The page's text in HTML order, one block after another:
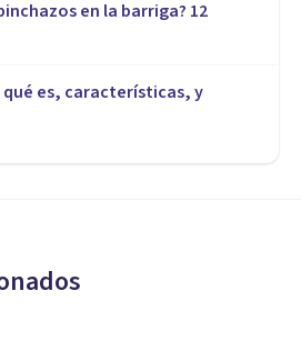
en la barriga? 12
qué es, características, y
Sandifer: